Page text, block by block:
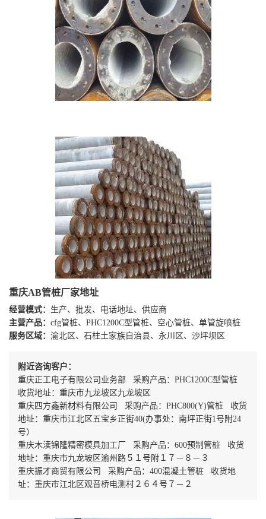
重庆AB管桩厂家地址
经营模式： 生产、批发、电话地址、供应商
主营产品： cfg管桩、PHC1200C型管桩、空心管桩、单管旋喷桩
服务区域： 渝北区、石柱土家族自治县、永川区、沙坪坝区
附近咨询客户：
重庆正工电子有限公司业务部 采购产品：PHC1200C型管桩
收货地址：重庆市九龙坡区九龙坡区
重庆四方鑫新材料有限公司 采购产品：PHC800(Y)管桩 收货
地址：重庆市江北区五宝乡正街40(办事处：南坪正街1号附24
号）
重庆木渎锦隆精密模具加工厂 采购产品：600预制管桩 收货
地址：重庆市九龙坡区渝州路５１号附１７－８－３
重庆振才商贸有限公司 采购产品：400混凝土管桩 收货地
址：重庆市江北区观音桥电测村２６４号７－２